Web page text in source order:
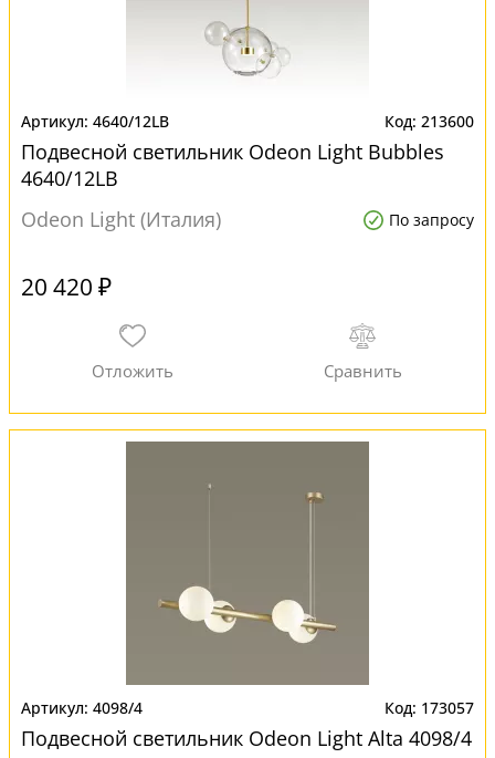
4640/12LB 213600
Подвесной светильник Odeon Light Bubbles
4640/12LB
Odeon Light (Италия)
По запросу
20 420 ₽
4098/4 173057
Подвесной светильник Odeon Light Alta 4098/4